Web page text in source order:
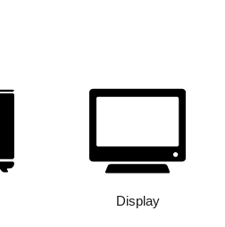
Display